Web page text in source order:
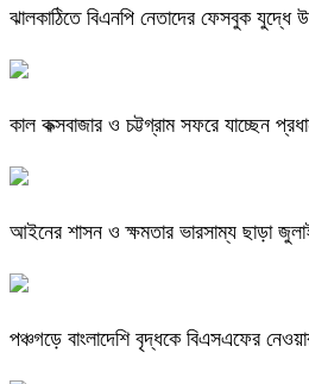
ঝালকাঠিতে বিএনপি নেতাদের ফেসবুক যুদ্ধে
কাল কক্সবাজার ও চট্টগ্রাম সফরে যাচ্ছেন
আইনের শাসন ও ক্ষমতার ভারসাম্য ছাড়া
পঞ্চগড়ে বাংলাদেশি বৃদ্ধকে বিএসএফের